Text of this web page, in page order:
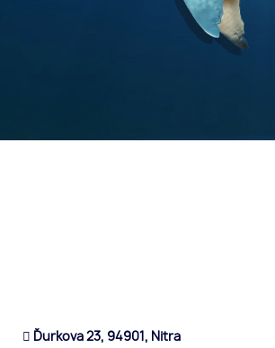
Ďurkova 23, 94901, Nitra